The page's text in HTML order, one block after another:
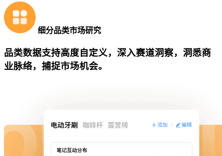
细分品类市场研究
品类数据支持高度自定义，深入赛道洞察，洞悉商
业脉络，捕捉市场机会。